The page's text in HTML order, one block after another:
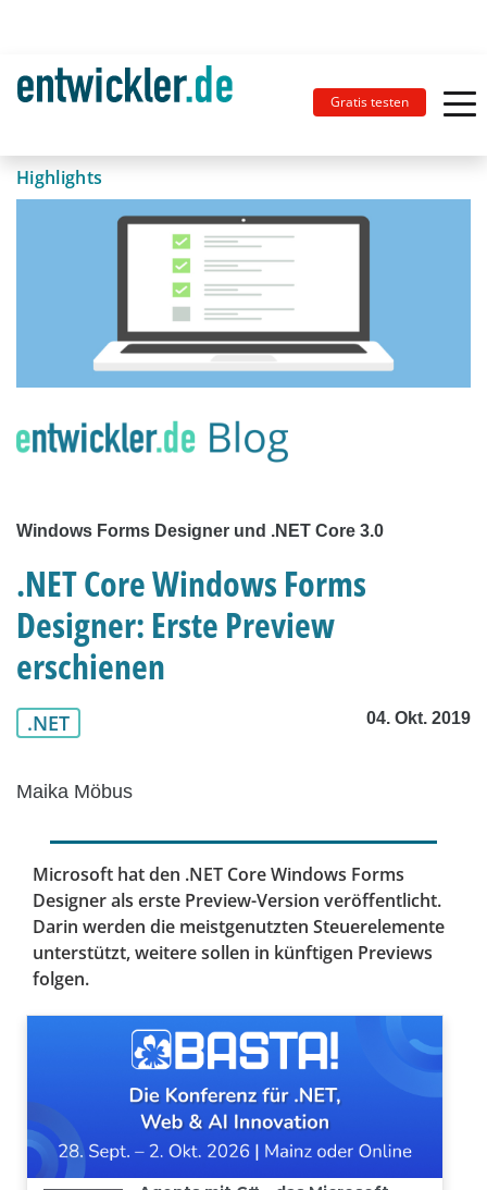
Gratis testen
Highlights
Windows Forms Designer und .NET Core 3.0
.NET Core Windows Forms
Designer: Erste Preview
erschienen
.NET 04. Okt. 2019
Maika Möbus
Microsoft hat den .NET Core Windows Forms
Designer als erste Preview-Version veröffentlicht.
Darin werden die meistgenutzten Steuerelemente
unterstützt, weitere sollen in künftigen Previews
folgen.